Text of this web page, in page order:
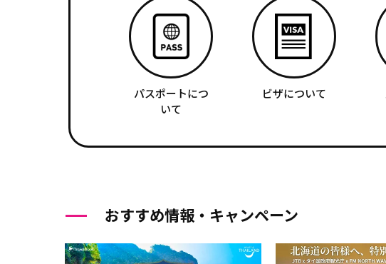
パスポートにつ
いて
ビザについて
おすすめ情報・キャンペーン